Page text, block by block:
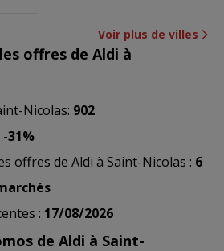
Voir plus de villes
offres de Aldi à
Nicolas: 902
-31%
offres de Aldi à Saint-Nicolas : 6
: 17/08/2026
de Aldi à Saint-